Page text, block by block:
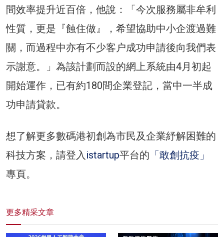
間效率提升近百倍，他說：「今次服務屬非牟利
性質，更是『蝕住做』，希望協助中小企渡過難
關，而過程中亦有不少客户成功申請後向我們表
示謝意。」為該計劃而設的網上系統由4月初起
開始運作，已有約180間企業登記，當中一半成
功申請貸款。
想了解更多數碼港初創為市民及企業紓解困難的
科技方案，請登入 istartup平台的 「敢創抗疫」
專頁。
更多精采文章